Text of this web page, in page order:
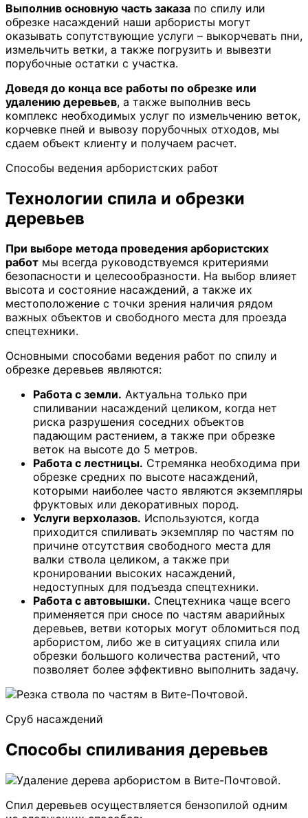
Выполнив основную часть заказа по спилу или
обрезке насаждений наши арбористы могут
оказывать сопутствующие услуги – выкорчевать пни,
измельчить ветки, а также погрузить и вывезти
порубочные остатки с участка.
Доведя до конца все работы по обрезке или
удалению деревьев, а также выполнив весь
комплекс необходимых услуг по измельчению веток,
корчевке пней и вывозу порубочных отходов, мы
сдаем объект клиенту и получаем расчет.
Способы ведения арбористских работ
Технологии спила и обрезки
деревьев
При выборе метода проведения арбористских
работ мы всегда руководствуемся критериями
безопасности и целесообразности. На выбор влияет
высота и состояние насаждений, а также их
местоположение с точки зрения наличия рядом
важных объектов и свободного места для проезда
спецтехники.
Основными способами ведения работ по спилу и
обрезке деревьев являются:
Работа с земли. Актуальна только при
спиливании насаждений целиком, когда нет
риска разрушения соседних объектов
падающим растением, а также при обрезке
веток на высоте до 5 метров.
Работа с лестницы. Стремянка необходима при
обрезке средних по высоте насаждений,
которыми наиболее часто являются экземпляры
фруктовых или декоративных пород.
Услуги верхолазов. Используются, когда
приходится спиливать экземпляр по частям по
причине отсутствия свободного места для
валки ствола целиком, а также при
кронировании высоких насаждений,
недоступных для подъезда спецтехники.
Работа с автовышки. Спецтехника чаще всего
применяется при сносе по частям аварийных
деревьев, ветви которых могут обломиться под
арбористом, либо же в ситуациях спила или
обрезки большого количества растений, что
позволяет более эффективно выполнить задачу.
Сруб насаждений
Способы спиливания деревьев
Спил деревьев осуществляется бензопилой одним